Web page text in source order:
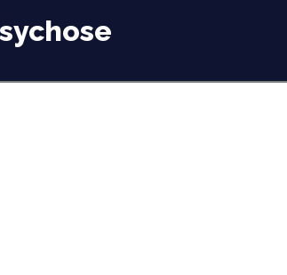
sychose